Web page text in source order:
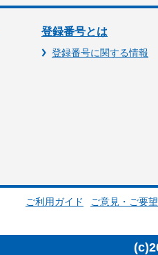
登録番号とは
登録番号に関する情報
ご利用ガイド ご意見・ご要望